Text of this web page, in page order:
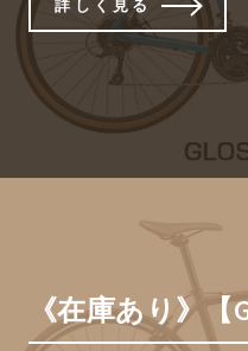
詳しく見る
《在庫あり》